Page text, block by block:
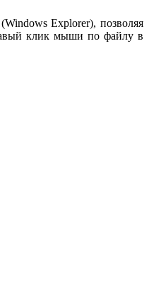
Explorer), позволяя
клик мыши по файлу в